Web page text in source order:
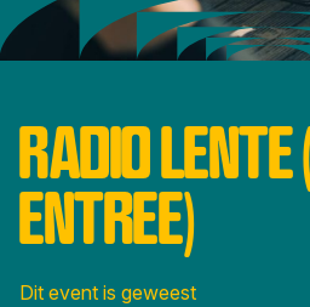
RADIO
ENTREE)
Dit event is geweest